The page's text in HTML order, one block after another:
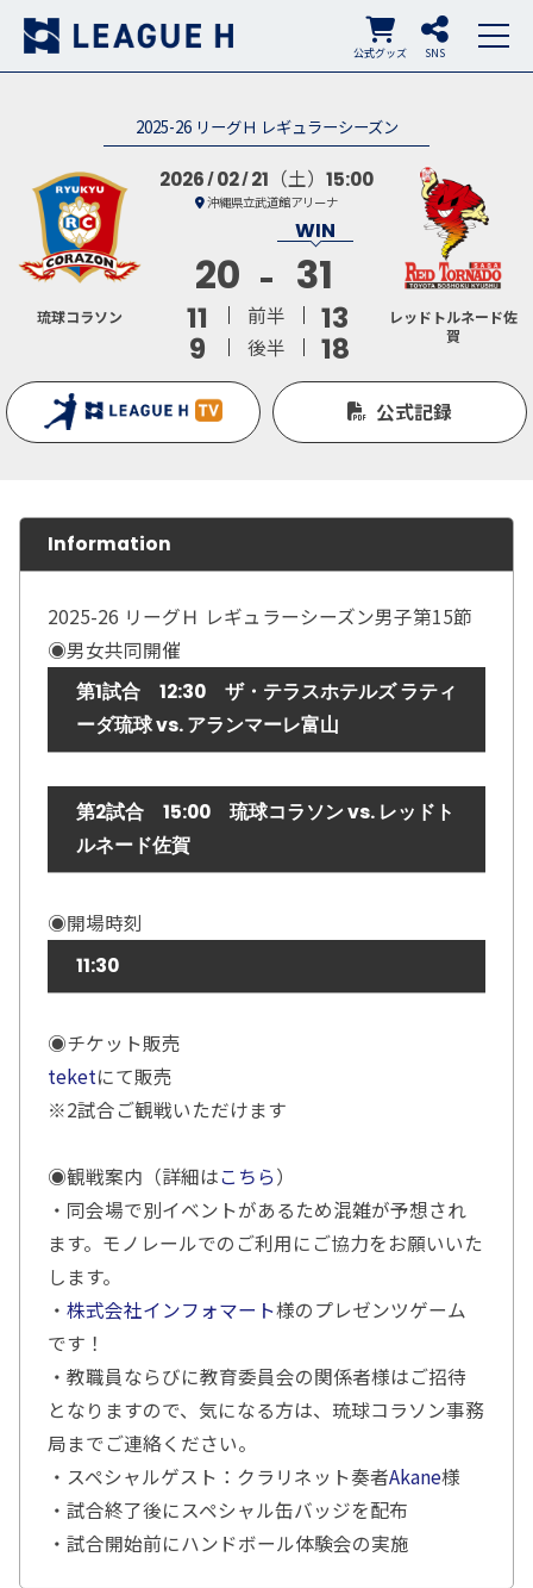
SNS
公式グッズ
2025-26 リーグＨ レギュラーシーズン
琉球コラソン
2026 02 21 （土） 15:00
沖縄県立武道館アリーナ
20 31
11 前半
13
9
後半 18
レッドトルネード佐
賀
公式記録
Information
2025-26 リーグＨ レギュラーシーズン男子第15節
◉男女共同開催
第1試合 12:30 ザ・テラスホテルズ ラティ
ーダ琉球 vs. アランマーレ富山
第2試合 15:00 琉球コラソン vs. レッドト
ルネード佐賀
◉開場時刻
11:30
◉チケット販売
teketにて販売
※2試合ご観戦いただけます
◉観戦案内（詳細はこちら）
・同会場で別イベントがあるため混雑が予想され
ます。モノレールでのご利用にご協力をお願いいた
します。
・株式会社インフォマート様のプレゼンツゲーム
です！
・教職員ならびに教育委員会の関係者様はご招待
となりますので、気になる方は、琉球コラソン事務
局までご連絡ください。
・スペシャルゲスト：クラリネット奏者Akane様
・試合終了後にスペシャル缶バッジを配布
・試合開始前にハンドボール体験会の実施